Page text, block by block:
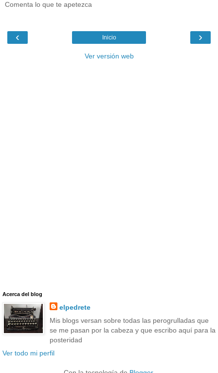
Comenta lo que te apetezca
‹ ›
Inicio
Ver versión web
Acerca del blog
elpedrete
Mis blogs versan sobre todas las perogrulladas que
se me pasan por la cabeza y que escribo aquí para la
posteridad
Ver todo mi perfil